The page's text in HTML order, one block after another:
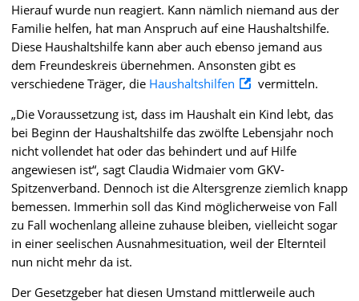
Hierauf wurde nun reagiert. Kann nämlich niemand aus der
Familie helfen, hat man Anspruch auf eine Haushaltshilfe.
Diese Haushaltshilfe kann aber auch ebenso jemand aus
dem Freundeskreis übernehmen. Ansonsten gibt es
verschiedene Träger, die Haushaltshilfen
vermitteln.
„Die Voraussetzung ist, dass im Haushalt ein Kind lebt, das
bei Beginn der Haushaltshilfe das zwölfte Lebensjahr noch
nicht vollendet hat oder das behindert und auf Hilfe
angewiesen ist“, sagt Claudia Widmaier vom GKV-
Spitzenverband. Dennoch ist die Altersgrenze ziemlich knapp
bemessen. Immerhin soll das Kind möglicherweise von Fall
zu Fall wochenlang alleine zuhause bleiben, vielleicht sogar
in einer seelischen Ausnahmesituation, weil der Elternteil
nun nicht mehr da ist.
Der Gesetzgeber hat diesen Umstand mittlerweile auch